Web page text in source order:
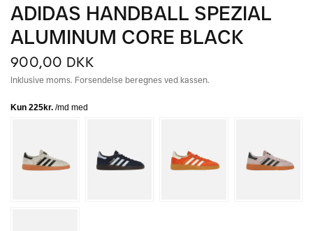
ADIDAS HANDBALL SPEZIAL
ALUMINUM CORE BLACK
900,00 DKK
Inklusive moms. Forsendelse beregnes ved kassen.